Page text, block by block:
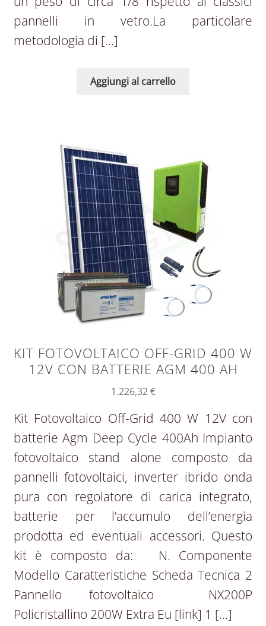
pannelli in vetro.La particolare
metodologia di […]
Aggiungi al carrello
KIT FOTOVOLTAICO OFF-GRID 400 W
12V CON BATTERIE AGM 400 AH
1.226,32€
Kit Fotovoltaico Off-Grid 400 W 12V con
batterie Agm Deep Cycle 400Ah Impianto
fotovoltaico stand alone composto da
pannelli fotovoltaici, inverter ibrido onda
pura con regolatore di carica integrato,
batterie per l’accumulo dell’energia
prodotta ed eventuali accessori. Questo
kit è composto da: N. Componente
Modello Caratteristiche Scheda Tecnica 2
Pannello fotovoltaico NX200P
Policristallino 200W Extra Eu [link] 1 […]